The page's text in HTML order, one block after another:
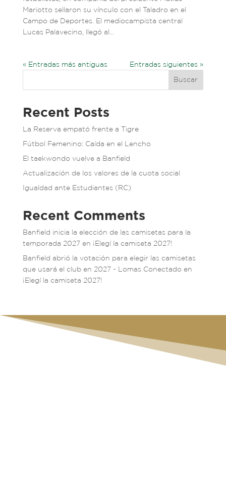
Mariotto sellaron su vínculo con el Taladro en el
Campo de Deportes. El mediocampista central
Lucas Palavecino, llegó al...
« Entradas más antiguas
Entradas siguientes »
Buscar
Recent Posts
La Reserva empató frente a Tigre
Fútbol Femenino: Caída en el Lencho
El taekwondo vuelve a Banfield
Actualización de los valores de la cuota social
Igualdad ante Estudiantes (RC)
Recent Comments
Banfield inicia la elección de las camisetas para la
temporada 2027en ¡Elegí la camiseta 2027!
Banfield abrió la votación para elegir las camisetas
que usará el club en 2027 - Lomas Conectado en
¡Elegí la camiseta 2027!